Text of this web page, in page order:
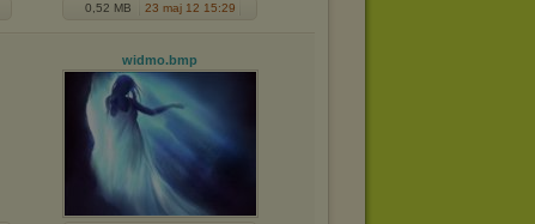
0,52 MB 23 maj 12 15:29
widmo.bmp